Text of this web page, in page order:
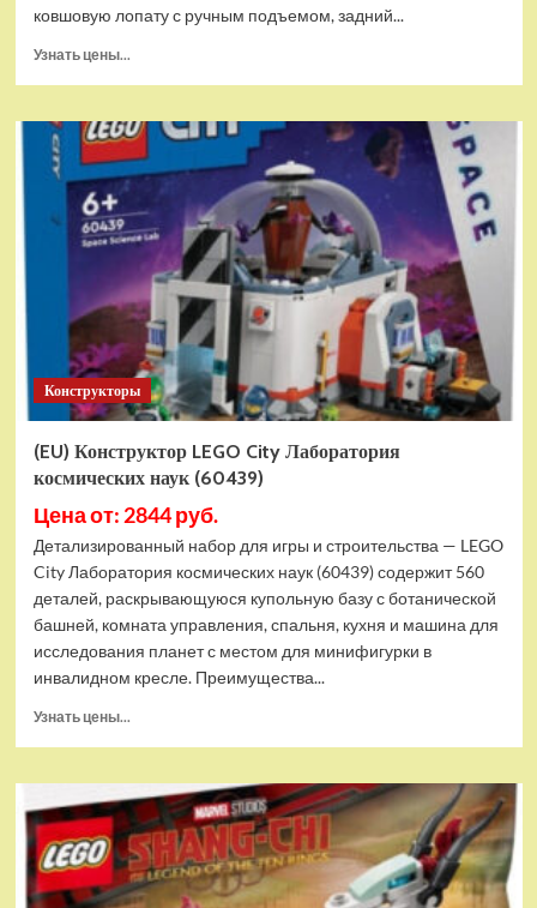
ковшовую лопату с ручным подъемом, задний...
Узнать цены...
(EU)
Конструктор
LEGO
Technic
Экскаватор-
погрузчик
(42197)
Конструкторы
(EU) Конструктор LEGO City Лаборатория
космических наук (60439)
Цена от: 2844 руб.
Детализированный набор для игры и строительства — LEGO
City Лаборатория космических наук (60439) содержит 560
деталей, раскрывающуюся купольную базу с ботанической
башней, комната управления, спальня, кухня и машина для
исследования планет с местом для минифигурки в
инвалидном кресле. Преимущества...
Узнать цены...
(EU)
Конструктор
LEGO
City
Лаборатория
космических